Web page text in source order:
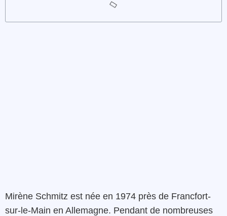
Mirène Schmitz est née en 1974 près de Francfort-
sur-le-Main en Allemagne. Pendant de nombreuses